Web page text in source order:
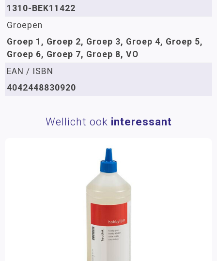
1310-BEK11422
Groepen
Groep 1, Groep 2, Groep 3, Groep 4, Groep 5,
Groep 6, Groep 7, Groep 8, VO
EAN / ISBN
4042448830920
Wellicht ook interessant